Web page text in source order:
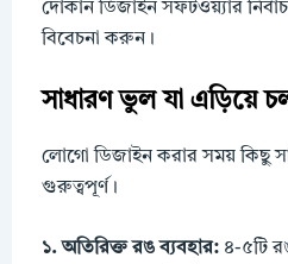
দোকান ডিজাইন সফটওয়্যার
বিবেচনা করুন।
সাধারণ ভুল যা এড়িয়ে
লোগো ডিজাইন করার সময় কিছু
গুরুত্বপূর্ণ।
১. অতিরিক্ত রঙ ব্যবহার: ৪-৫টি